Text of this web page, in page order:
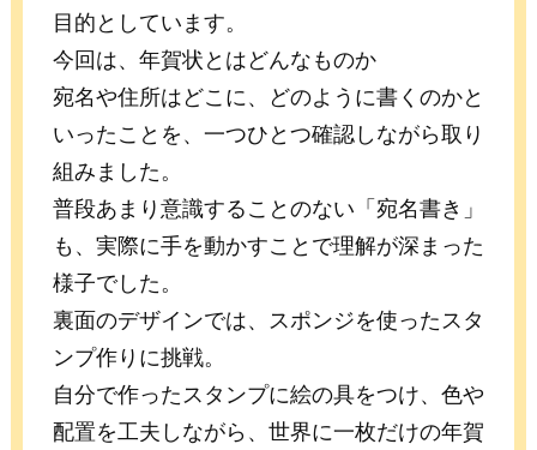
目的としています。
今回は、年賀状とはどんなものか
宛名や住所はどこに、どのように書くのかと
いったことを、一つひとつ確認しながら取り
組みました。
普段あまり意識することのない「宛名書き」
も、実際に手を動かすことで理解が深まった
様子でした。
裏面のデザインでは、スポンジを使ったスタ
ンプ作りに挑戦。
自分で作ったスタンプに絵の具をつけ、色や
配置を工夫しながら、世界に一枚だけの年賀